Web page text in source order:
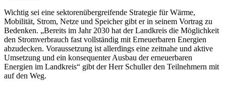
Wichtig sei eine sektorenübergreifende Strategie für Wärme,
Mobilität, Strom, Netze und Speicher gibt er in seinem Vortrag zu
Bedenken. „Bereits im Jahr 2030 hat der Landkreis die Möglichkeit
den Stromverbrauch fast vollständig mit Erneuerbaren Energien
abzudecken. Voraussetzung ist allerdings eine zeitnahe und aktive
Umsetzung und ein konsequenter Ausbau der erneuerbaren
Energien im Landkreis“ gibt der Herr Schuller den Teilnehmern mit
auf den Weg.